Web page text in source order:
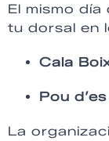
El mismo
tu dorsal en
Cala
Pou
La